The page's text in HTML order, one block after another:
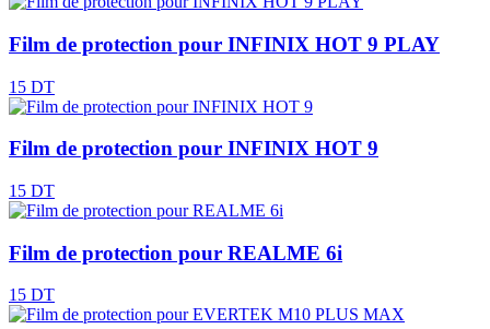
Film de protection pour INFINIX HOT 9 PLAY
15 DT
Film de protection pour INFINIX HOT 9
15 DT
Film de protection pour REALME 6i
15 DT